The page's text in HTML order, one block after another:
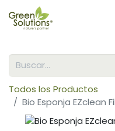
Todos los Productos
Bio Esponja EZclean